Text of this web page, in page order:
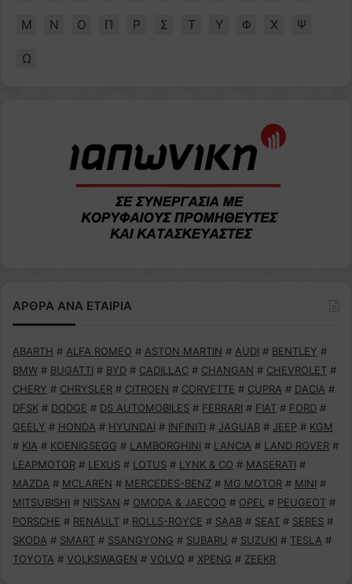
Μ Ν Ο Π Ρ Σ Τ Υ Φ Χ Ψ
Ω
ΑΡΘΡΑ ΑΝΑ ΕΤΑΙΡΙΑ
ABARTH # ALFA ROMEO # ASTON MARTIN # AUDI # BENTLEY #
BMW # BUGATTI # BYD # CADILLAC # CHANGAN # CHEVROLET #
CHERY # CHRYSLER # CITROEN # CORVETTE # CUPRA # DACIA #
DFSK # DODGE # DS AUTOMOBILES # FERRARI # FIAT # FORD #
GEELY # HONDA # HYUNDAI # INFINITI # JAGUAR # JEEP # KGM
# KIA # KOENIGSEGG # LAMBORGHINI # LANCIA # LAND ROVER #
LEAPMOTOR # LEXUS # LOTUS # LYNK & CO # MASERATI #
MAZDA # MCLAREN # MERCEDES-BENZ # MG MOTOR # MINI #
MITSUBISHI # NISSAN # OMODA & JAECOO # OPEL # PEUGEOT #
PORSCHE # RENAULT # ROLLS-ROYCE # SAAB # SEAT # SERES #
SKODA # SMART # SSANGYONG # SUBARU # SUZUKI # TESLA #
TOYOTA # VOLKSWAGEN # VOLVO # XPENG # ZEEKR